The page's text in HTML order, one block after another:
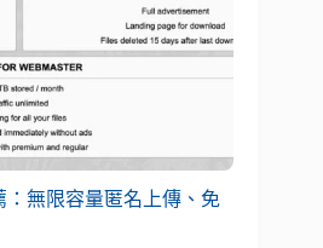
：無限容量匿名上傳、免